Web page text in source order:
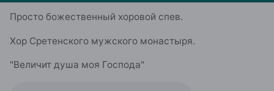
Просто божественный хоровой спев.
Хор Сретенского мужского монастыря.
"Величит душа моя Господа"